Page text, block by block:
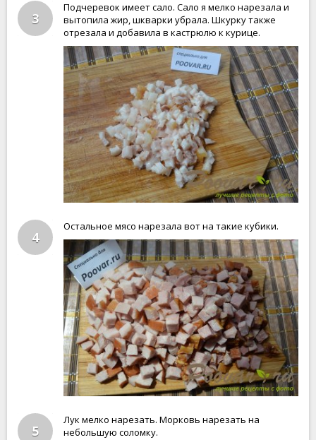
3
Подчеревок имеет сало. Сало я мелко нарезала и
вытопила жир, шкварки убрала. Шкурку также
отрезала и добавила в кастрюлю к курице.
4
Остальное мясо нарезала вот на такие кубики.
5
Лук мелко нарезать. Морковь нарезать на
небольшую соломку.